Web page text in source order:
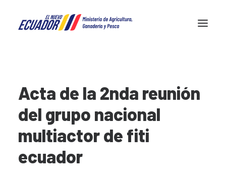
Transparencia pesquera
Noticias
Contactos
Acta de la 2nda reunión
del grupo nacional
multiactor de fiti
ecuador